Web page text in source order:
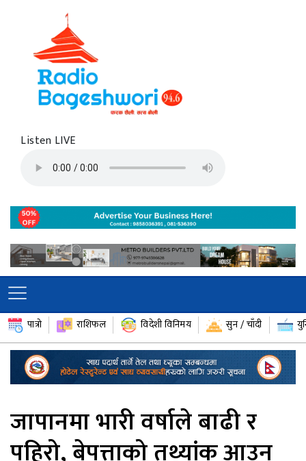
Listen LIVE
पात्रो राशिफल विदेशी विनिमय सुन / चाँदी
जापानमा भारी वर्षाले बाढी र